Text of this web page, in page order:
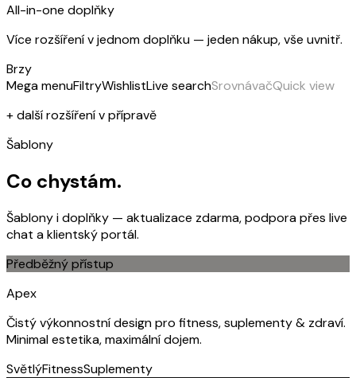
All-in-one doplňky
Více rozšíření v jednom doplňku — jeden nákup, vše uvnitř.
Brzy
Mega menuFiltryWishlistLive searchSrovnávačQuick view
+ další rozšíření v přípravě
Šablony
Co chystám.
Šablony i doplňky — aktualizace zdarma, podpora přes live
chat a klientský portál.
Předběžný přístup
Apex
Čistý výkonnostní design pro fitness, suplementy & zdraví.
Minimal estetika, maximální dojem.
SvětlýFitnessSuplementy